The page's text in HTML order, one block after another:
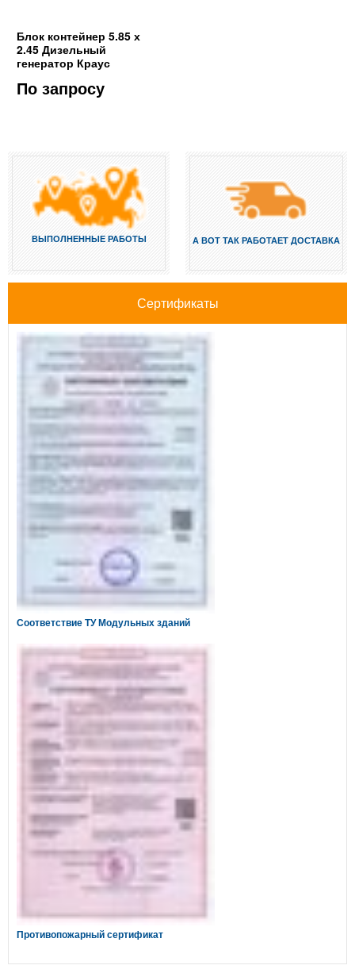
Блок контейнер 5.85 х
2.45 Дизельный
генератор Краус
По запросу
ВЫПОЛНЕННЫЕ РАБОТЫ А ВОТ ТАК РАБОТАЕТ ДОСТАВКА
Сертификаты
Соответствие ТУ Модульных зданий
Противопожарный сертификат